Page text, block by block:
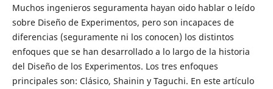
Muchos ingenieros seguramenta hayan oido hablar o leído
sobre Diseño de Experimentos, pero son incapaces de
diferencias (seguramente ni los conocen) los distintos
enfoques que se han desarrollado a lo largo de la historia
del Diseño de los Experimentos. Los tres enfoques
principales son: Clásico, Shainin y Taguchi. En este artículo